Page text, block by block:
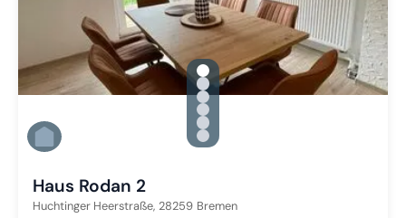
gallery.slide_selector
Zu Slide 1 wechseln
Zu Slide 2 wechseln
Zu Slide 3 wechseln
Zu Slide 4 wechseln
Zu Slide 5 wechseln
Zu Slide 6 wechseln
Haus Rodan 2
Huchtinger Heerstraße, 28259 Bremen